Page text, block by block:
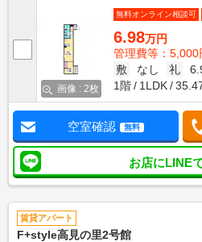
画像 : 2枚
無料オンライン相談可
6.98万円
管理費等：5,000
敷
なし 礼
1階
1LDK
空室確認 無料
お店にLINE
賃貸アパート
F+style高見の里2号館